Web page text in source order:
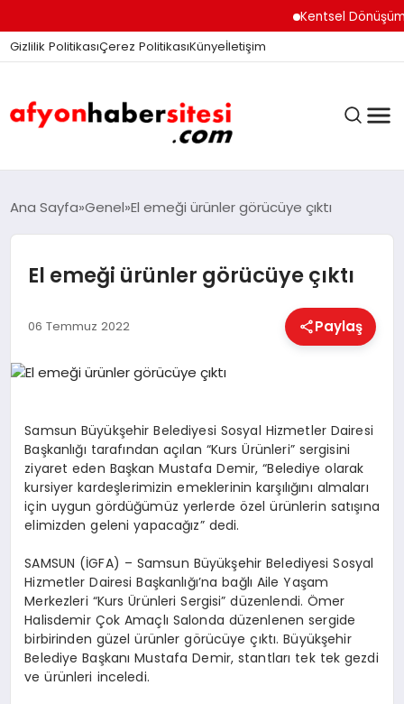
Kentsel Dönüşüm Ofisi
Gizlilik PolitikasıÇerez PolitikasıKünyeİletişim
ANASAYFA
GÜNDEM
EKONOMI
MAGAZIN
SAĞLIK
Ana Sayfa Genel El emeği ürünler görücüye çıktı
El emeği ürünler görücüye çıktı
06 Temmuz 2022 Paylaş
Samsun Büyükşehir Belediyesi Sosyal Hizmetler Dairesi
Başkanlığı tarafından açılan “Kurs Ürünleri” sergisini
ziyaret eden Başkan Mustafa Demir, “Belediye olarak
kursiyer kardeşlerimizin emeklerinin karşılığını almaları
için uygun gördüğümüz yerlerde özel ürünlerin satışına
elimizden geleni yapacağız” dedi.
SAMSUN (İGFA) – Samsun Büyükşehir Belediyesi Sosyal
Hizmetler Dairesi Başkanlığı’na bağlı Aile Yaşam
Merkezleri “Kurs Ürünleri Sergisi” düzenlendi. Ömer
Halisdemir Çok Amaçlı Salonda düzenlenen sergide
birbirinden güzel ürünler görücüye çıktı. Büyükşehir
Belediye Başkanı Mustafa Demir, stantları tek tek gezdi
ve ürünleri inceledi.